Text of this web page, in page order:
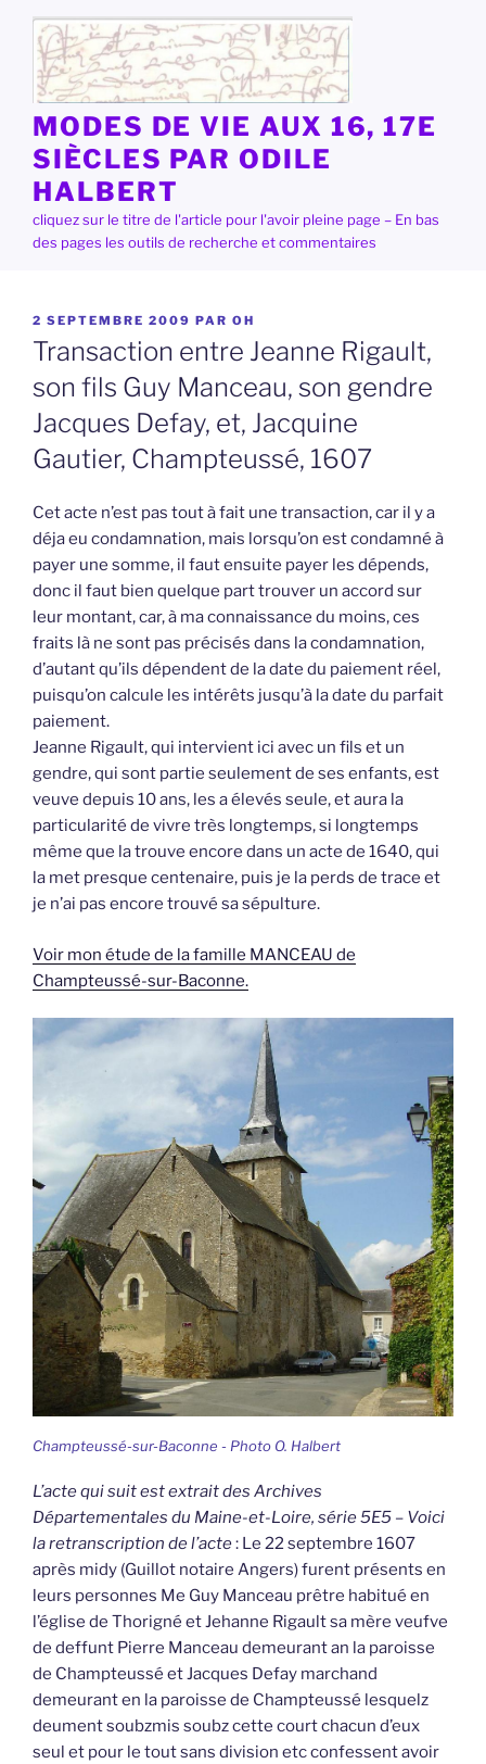
contenu
principal
MODES DE VIE AUX 16, 17E
SIÈCLES PAR ODILE
HALBERT
cliquez sur le titre de l'article pour l'avoir pleine page – En bas
des pages les outils de recherche et commentaires
PUBLIÉ
LE
2 SEPTEMBRE 2009 PAR OH
Transaction entre Jeanne Rigault,
son fils Guy Manceau, son gendre
Jacques Defay, et, Jacquine
Gautier, Champteussé, 1607
Cet acte n’est pas tout à fait une transaction, car il y a
déja eu condamnation, mais lorsqu’on est condamné à
payer une somme, il faut ensuite payer les dépends,
donc il faut bien quelque part trouver un accord sur
leur montant, car, à ma connaissance du moins, ces
fraits là ne sont pas précisés dans la condamnation,
d’autant qu’ils dépendent de la date du paiement réel,
puisqu’on calcule les intérêts jusqu’à la date du parfait
paiement.
Jeanne Rigault, qui intervient ici avec un fils et un
gendre, qui sont partie seulement de ses enfants, est
veuve depuis 10 ans, les a élevés seule, et aura la
particularité de vivre très longtemps, si longtemps
même que la trouve encore dans un acte de 1640, qui
la met presque centenaire, puis je la perds de trace et
je n’ai pas encore trouvé sa sépulture.
Voir mon étude de la famille MANCEAU de
Champteussé-sur-Baconne.
Champteussé-sur-Baconne - Photo O. Halbert
L’acte qui suit est extrait des Archives
Départementales du Maine-et-Loire, série 5E5 – Voici
la retranscription de l’acte: Le 22 septembre 1607
après midy (Guillot notaire Angers) furent présents en
leurs personnes Me Guy Manceau prêtre habitué en
l’église de Thorigné et Jehanne Rigault sa mère veufve
de deffunt Pierre Manceau demeurant an la paroisse
de Champteussé et Jacques Defay marchand
demeurant en la paroisse de Champteussé lesquelz
deument soubzmis soubz cette court chacun d’eux
seul et pour le tout sans division etc confessent avoir